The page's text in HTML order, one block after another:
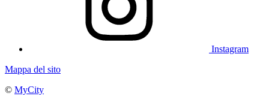
Instagram
Mappa del sito
© MyCity